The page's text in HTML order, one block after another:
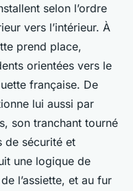
selon l’ordre
vers l’intérieur. À
prend place,
orientées vers le
française. De
lui aussi par
son tranchant tourné
de sécurité et
une logique de
l’assiette, et au fur